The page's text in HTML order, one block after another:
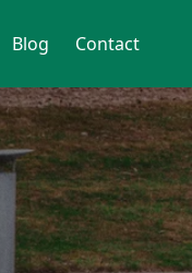
Blog Contact